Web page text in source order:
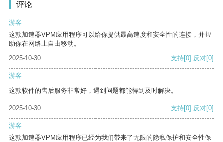
评论
游客
这款加速器VPM应用程序可以给你提供最高速度和安全性的连接，并帮
助你在网络上自由移动。
2025-10-30
支持[0] 反对[0]
游客
这款软件的售后服务非常好，遇到问题都能得到及时解决。
2025-10-30 支持[0] 反对[0]
游客
这款加速器VPM应用程序已经为我们带来了无限的隐私保护和安全性保